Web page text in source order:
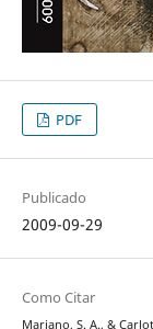
PDF
Publicado
2009-09-29
Como Citar
Mariano, S. A., &